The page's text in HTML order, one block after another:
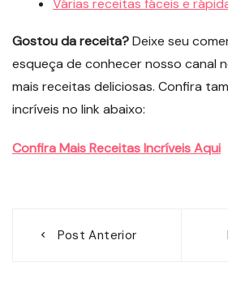
Várias receitas fáceis e
Gostou da receita?Deixe seu
esqueça de conhecer nosso canal
mais receitas deliciosas. Confira
incríveis no link abaixo:
Confira Mais Receitas Incríveis Aqui
Post Anterior